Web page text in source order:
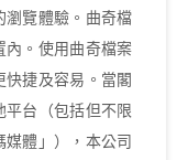
覽體驗。曲奇檔
。使用曲奇檔案
捷及容易。當閣
台（包括但不限
體」），本公司